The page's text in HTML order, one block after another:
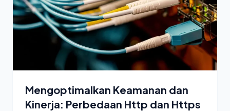
Mengoptimalkan Keamanan dan
Kinerja: Perbedaan Http dan Https